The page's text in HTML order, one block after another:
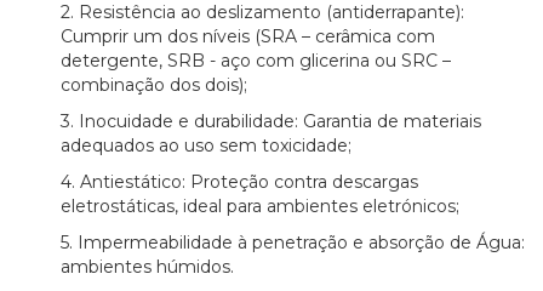
2. Resistência ao deslizamento (antiderrapante):
Cumprir um dos níveis (SRA – cerâmica com
detergente, SRB - aço com glicerina ou SRC –
combinação dos dois);
3. Inocuidade e durabilidade: Garantia de materiais
adequados ao uso sem toxicidade;
4. Antiestático: Proteção contra descargas
eletrostáticas, ideal para ambientes eletrónicos;
5. Impermeabilidade à penetração e absorção de Água:
ambientes húmidos.